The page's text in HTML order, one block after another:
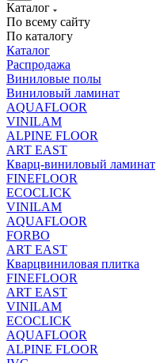
Каталог
По всему сайту
По каталогу
Каталог
Распродажа
Виниловые полы
Виниловый ламинат
AQUAFLOOR
VINILAM
ALPINE FLOOR
ART EAST
Кварц-виниловый ламинат
FINEFLOOR
ECOCLICK
VINILAM
AQUAFLOOR
FORBO
ART EAST
Кварцвиниловая плитка
FINEFLOOR
ART EAST
VINILAM
ECOCLICK
AQUAFLOOR
ALPINE FLOOR